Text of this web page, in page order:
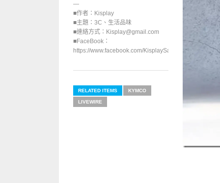
—
■作者：Kisplay
■主題：3C、生活品味
■連絡方式：Kisplay@gmail.com
■FaceBook：
https://www.facebook.com/KisplaySayGoodbuy/
RELATED ITEMS KYMCO
LIVEWIRE